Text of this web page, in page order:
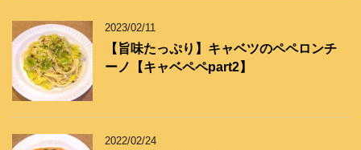
2023/02/11
【旨味たっぷり】キャベツのペペロンチ
ーノ【キャベペペpart2】
2022/02/24